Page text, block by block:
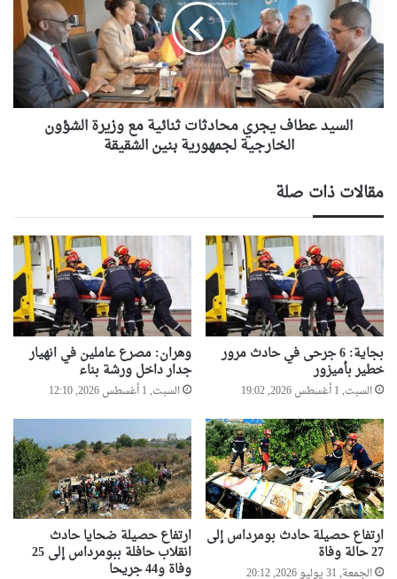
محادثات
ثنائية
مع
وزيرة
الشؤون
الخارجية
لجمهوريةالسيد عطاف يجري محادثات ثنائية مع وزيرة الشؤون
الخارجية لجمهورية بنين الشقيقة
مقالات ذات صلة
بجاية: 6 جرحى في حادث مرور
خطير بأميزور
السبت, 1 أغسطس 2026, 19:02
وهران: مصرع عاملين في انهيار
جدار داخل ورشة بناء
السبت, 1 أغسطس 2026, 12:10
ارتفاع حصيلة حادث بومرداس إلى
27 حالة وفاة
الجمعة, 31 يوليو 2026, 20:12
ارتفاع حصيلة ضحايا حادث
انقلاب حافلة ببومرداس إلى 25
وفاة و44 جريحا